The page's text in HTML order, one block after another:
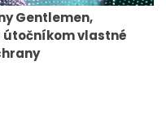
Gentlemen,
vlastné